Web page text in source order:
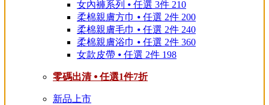
女內褲系列 ⦁ 任選 3件 210
柔棉親膚方巾 ⦁ 任選 2件 200
柔棉親膚毛巾 ⦁ 任選 2件 240
柔棉親膚浴巾 ⦁ 任選 2件 360
女款皮帶 ⦁ 任選 2件 198
零碼出清 ⦁ 任選1件7折
新品上市